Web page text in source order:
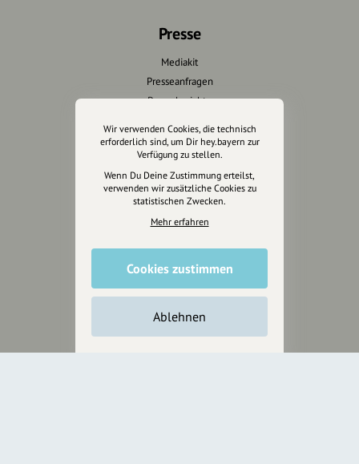
Presse
Mediakit
Presseanfragen
Presseberichte
Wir unterstützen Euch
Fotografie & mehr
Marketing
Design & Branding
Anakin Design
Unterstütze
unsere Plattform
Wir verwenden Cookies, die technisch
erforderlich sind, um Dir hey.bayern zur
Verfügung zu stellen.
Wenn Du Deine Zustimmung erteilst,
verwenden wir zusätzliche Cookies zu
statistischen Zwecken.
Mehr erfahren
Cookies zustimmen
Ablehnen